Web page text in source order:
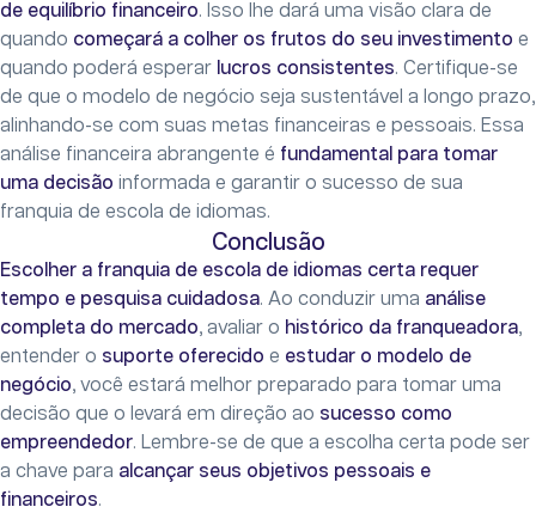
de equilíbrio financeiro. Isso lhe dará uma visão clara de
quando começará a colher os frutos do seu investimento e
quando poderá esperar lucros consistentes. Certifique-se
de que o modelo de negócio seja sustentável a longo prazo,
alinhando-se com suas metas financeiras e pessoais. Essa
análise financeira abrangente é fundamental para tomar
uma decisão informada e garantir o sucesso de sua
franquia de escola de idiomas.
Conclusão
Escolher a franquia de escola de idiomas certa requer
tempo e pesquisa cuidadosa. Ao conduzir uma análise
completa do mercado, avaliar o histórico da franqueadora,
entender o suporte oferecido e estudar o modelo de
negócio, você estará melhor preparado para tomar uma
decisão que o levará em direção ao sucesso como
empreendedor. Lembre-se de que a escolha certa pode ser
a chave para alcançar seus objetivos pessoais e
financeiros.